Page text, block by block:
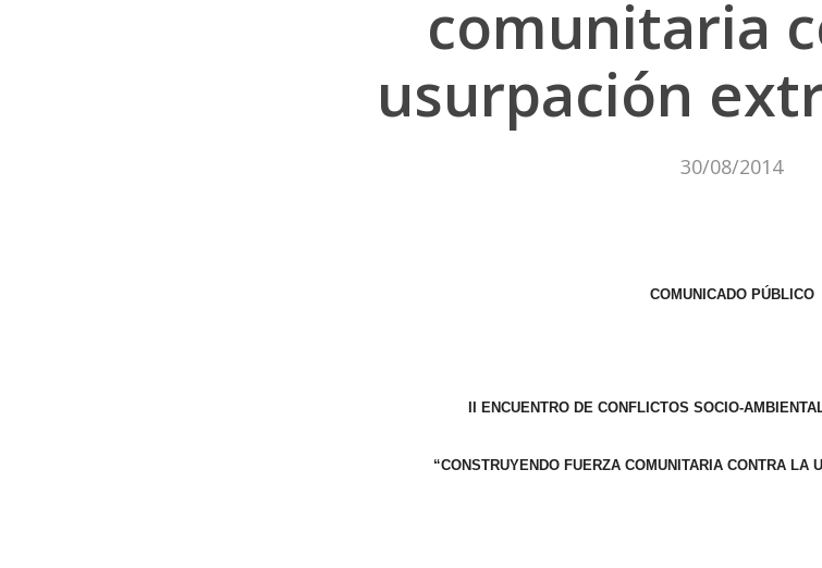
comunitaria
usurpación
30/08/2014
COMUNICADO PÚBLICO
II ENCUENTRO DE CONFLICTOS SOCIO-
“CONSTRUYENDO FUERZA COMUNITARIA CONTRA LA